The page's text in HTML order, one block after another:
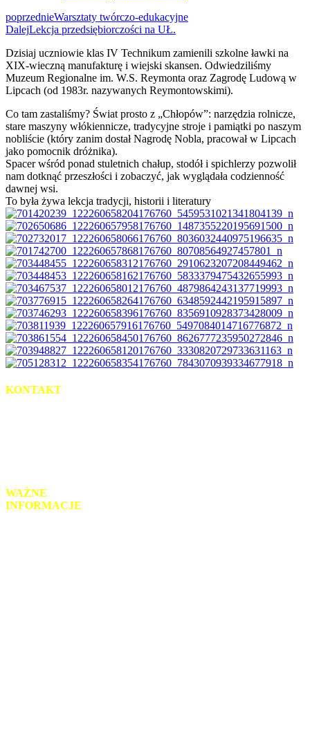
poprzednieWarsztaty twórczo-edukacyjne
DalejLekcja przedsiębiorczości na UŁ.
Dzisiaj uczniowie klas IV Technikum zamienili szkolne ławki na
XIX-wieczną manufakturę i wiejski skansen. Odwiedziliśmy
Muzeum Regionalne im. W.S. Reymonta oraz Zagrodę Ludową w
Lipcach (od 1983r. nazywanych Reymontowskimi).
Co tam zastaliśmy? Świat prosto z „Chłopów”: narzędzia rolnicze,
stare maszyny włókiennicze, tradycyjne stroje i pamiątki po naszym
nobliście (który zanim dostał Nagrodę Nobla, pracował w Lipcach
jako pomocnik dróżnika).
Spacer wśród ponad stuletnich chałup, stodół i spichlerzy pozwolił
nam dotknąć przeszłości i zobaczyć, jak wyglądała codzienność
dawnej wsi.
To była żywa lekcja tradycji, historii i literatury
KONTAKT
WAŻNE
INFORMACJE